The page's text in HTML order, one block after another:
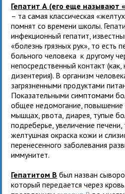
Гепатит А (его еще называют
– та самая классическая
помнят со времени школы.
инфекционный гепатит,
«болезнь грязных рук», то есть
больного человека к другому
непосредственный контакт (как,
дизентерия). В организм
загрязненными продуктами
Показательными симптомами
общее недомогание, повышение
мышцах, рвота, диарея, тупые
подреберье, увеличение печени,
желтушная окраска кожи и
перенесенного заболевания
иммунитет.
Гепатитом В был назван
который передается через